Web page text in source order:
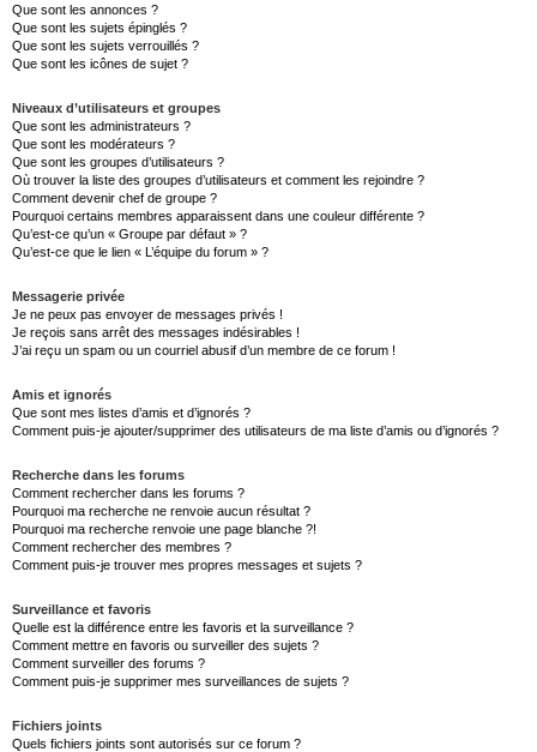
Que sont les annonces ?
Que sont les sujets épinglés ?
Que sont les sujets verrouillés ?
Que sont les icônes de sujet ?
Niveaux d’utilisateurs et groupes
Que sont les administrateurs ?
Que sont les modérateurs ?
Que sont les groupes d’utilisateurs ?
Où trouver la liste des groupes d’utilisateurs et comment les rejoindre ?
Comment devenir chef de groupe ?
Pourquoi certains membres apparaissent dans une couleur différente ?
Qu’est-ce qu’un « Groupe par défaut » ?
Qu’est-ce que le lien « L’équipe du forum » ?
Messagerie privée
Je ne peux pas envoyer de messages privés !
Je reçois sans arrêt des messages indésirables !
J’ai reçu un spam ou un courriel abusif d’un membre de ce forum !
Amis et ignorés
Que sont mes listes d’amis et d’ignorés ?
Comment puis-je ajouter/supprimer des utilisateurs de ma liste d’amis ou d’ignorés ?
Recherche dans les forums
Comment rechercher dans les forums ?
Pourquoi ma recherche ne renvoie aucun résultat ?
Pourquoi ma recherche renvoie une page blanche ?!
Comment rechercher des membres ?
Comment puis-je trouver mes propres messages et sujets ?
Surveillance et favoris
Quelle est la différence entre les favoris et la surveillance ?
Comment mettre en favoris ou surveiller des sujets ?
Comment surveiller des forums ?
Comment puis-je supprimer mes surveillances de sujets ?
Fichiers joints
Quels fichiers joints sont autorisés sur ce forum ?